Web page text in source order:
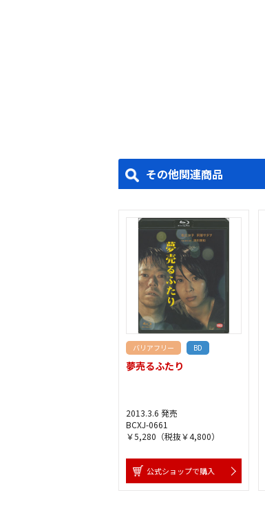
その他関連商品
バリアフリー BD
夢売るふたり
2013.3.6 発売
BCXJ-0661
￥5,280（税抜￥4,800）
公式ショップで購入